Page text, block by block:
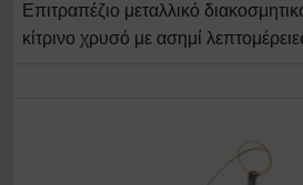
+ΣΤΟ
Επιτραπέζιο μεταλλικό
κίτρινο χρυσό με ασημί